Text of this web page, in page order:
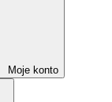
Moje konto